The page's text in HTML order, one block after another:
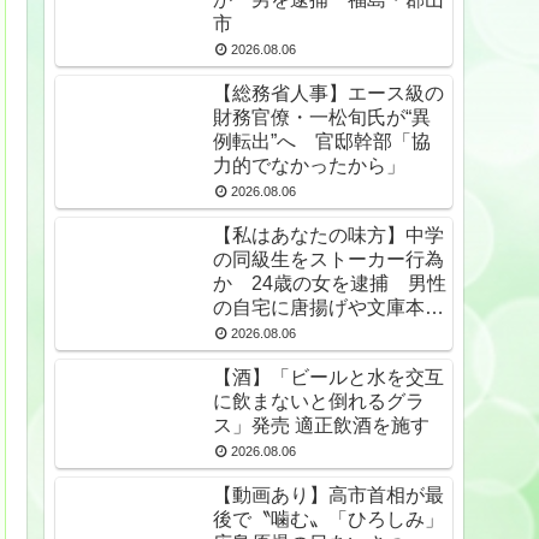
市
2026.08.06
【総務省人事】エース級の
財務官僚・一松旬氏が“異
例転出”へ 官邸幹部「協
力的でなかったから」
2026.08.06
【私はあなたの味方】中学
の同級生をストーカー行為
か 24歳の女を逮捕 男性
の自宅に唐揚げや文庫本な
ど繰り返し届ける / 兵庫県
★2
2026.08.06
【酒】「ビールと水を交互
に飲まないと倒れるグラ
ス」発売 適正飲酒を施す
2026.08.06
【動画あり】高市首相が最
後で〝噛む〟「ひろしみ」